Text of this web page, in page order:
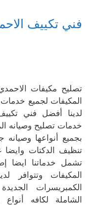
فني تكييف
تصليح مكيفات
المكيفات لجميع خدمات
لدينا أفضل فني
خدمات تصليح وصيانه
بجميع أنواعها
تنظيف الدكتات وايضا
تشمل خدماتنا ايضا
المكيفات وتتوافر
الكمبريسرات
الشاملة لكافه